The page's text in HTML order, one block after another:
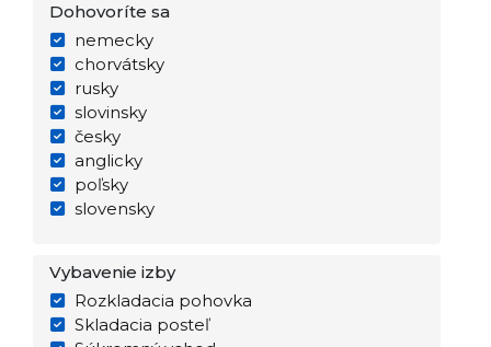
Dohovoríte sa
nemecky
chorvátsky
rusky
slovinsky
česky
anglicky
poľsky
slovensky
Vybavenie izby
Rozkladacia pohovka
Skladacia posteľ